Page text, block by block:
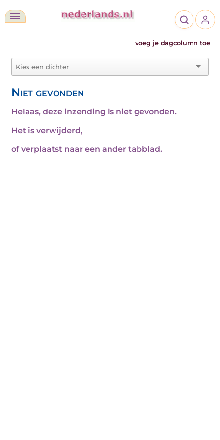
voeg je dagcolumn toe
Niet gevonden
Helaas, deze inzending is niet gevonden.
Het is verwijderd,
of verplaatst naar een ander tabblad.